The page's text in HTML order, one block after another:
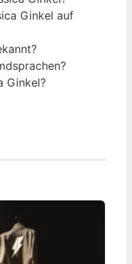
Ginkel auf
Ginkel?